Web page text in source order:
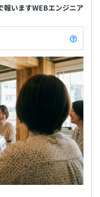
が絶妙に共存していま
方で、イベントもあ
本でありながら、距離
を実現しています。
さです。誰もが自由に
り、
切にしています。
され、ジュニアエンジ
も珍しくありません。
するという大きな志を
報いますWEBエンジニア